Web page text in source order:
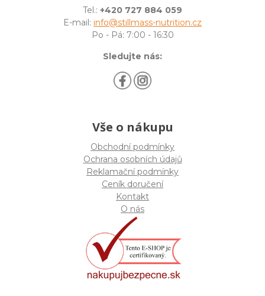
Tel.: +420 727 884 059
E-mail: info@stillmass-nutrition.cz
Po - Pá: 7:00 - 16:30
Sledujte nás:
Vše o nákupu
Obchodní podmínky
Ochrana osobních údajů
Reklamační podmínky
Ceník doručení
Kontakt
O nás